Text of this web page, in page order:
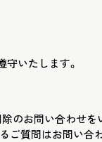
いたします。
のお問い合わせを
ご質問はお問い